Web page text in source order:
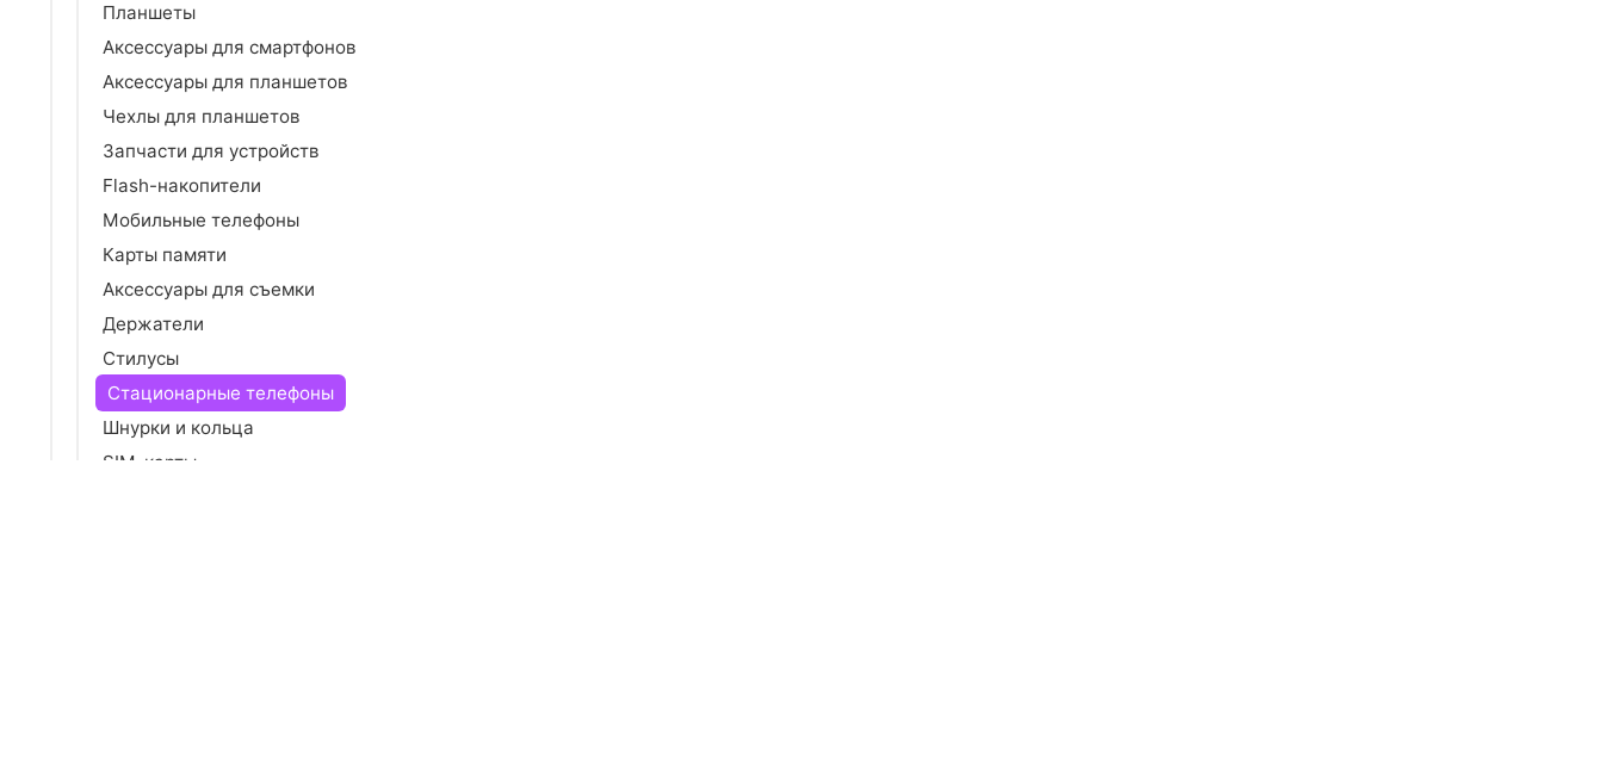
Планшеты
Аксессуары для смартфонов
Аксессуары для планшетов
Чехлы для планшетов
Запчасти для устройств
Flash-накопители
Мобильные телефоны
Карты памяти
Аксессуары для съемки
Держатели
Стилусы
Стационарные телефоны
Шнурки и кольца
SIM-карты